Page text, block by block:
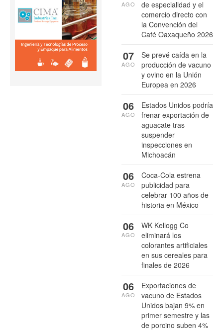
de especialidad y el
comercio directo con
la Convención del
Café Oaxaqueño 2026
AGO
Se prevé caída en la
producción de vacuno
y ovino en la Unión
Europea en 2026
07
AGO
Estados Unidos podría
frenar exportación de
aguacate tras
suspender
inspecciones en
Michoacán
06
AGO
Coca-Cola estrena
publicidad para
celebrar 100 años de
historia en México
06
AGO
WK Kellogg Co
eliminará los
colorantes artificiales
en sus cereales para
finales de 2026
06
AGO
Exportaciones de
vacuno de Estados
Unidos bajan 9% en
primer semestre y las
de porcino suben 4%
06
AGO